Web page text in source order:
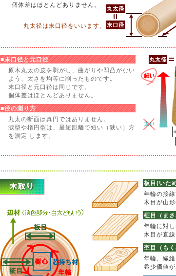
個体差はほとんどありません。
丸太径は末口径をいいます。
■末口径と元口径
原木丸太の皮を剥がし、曲がりや凹凸がない
よう、太さを均等に削ったものです。
末口径と元口径は同じです。
個体差はほとんどありません。
■径の測り方
丸太の断面は真円ではありません。
涙型や楕円型は、最短距離で短い（狭い）方
を測定 します。
板目(いた
年輪の接
木目が山
柾目（まさ
年輪に対
木目が直
杢目（もく
年輪、繊
希少価値が